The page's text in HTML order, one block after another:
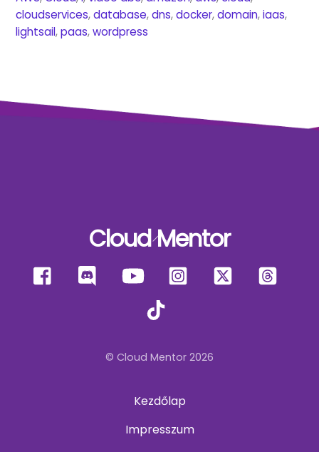
cloudservices,database,dns,docker,domain,iaas,
lightsail,paas,wordpress
Back
Top
Cloud Mentor
Facebook Discord YouTube Instagram
© Cloud Mentor 2026
Kezdőlap
Impresszum